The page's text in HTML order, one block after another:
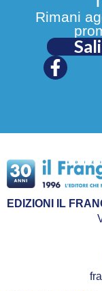
Rimani
EDIZIONI IL